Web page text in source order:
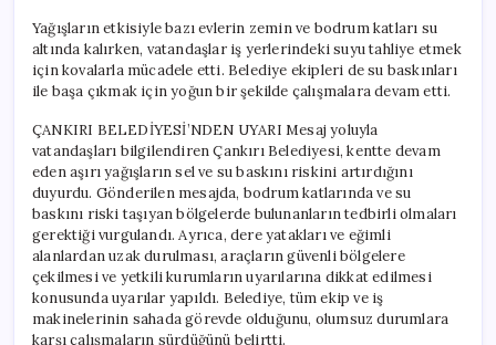
Yağışların etkisiyle bazı evlerin zemin ve bodrum katları su
altında kalırken, vatandaşlar iş yerlerindeki suyu tahliye etmek
için kovalarla mücadele etti. Belediye ekipleri de su baskınları
ile başa çıkmak için yoğun bir şekilde çalışmalara devam etti.
ÇANKIRI BELEDİYESİ’NDEN UYARI Mesaj yoluyla
vatandaşları bilgilendiren Çankırı Belediyesi, kentte devam
eden aşırı yağışların sel ve su baskını riskini artırdığını
duyurdu. Gönderilen mesajda, bodrum katlarında ve su
baskını riski taşıyan bölgelerde bulunanların tedbirli olmaları
gerektiği vurgulandı. Ayrıca, dere yatakları ve eğimli
alanlardan uzak durulması, araçların güvenli bölgelere
çekilmesi ve yetkili kurumların uyarılarına dikkat edilmesi
konusunda uyarılar yapıldı. Belediye, tüm ekip ve iş
makinelerinin sahada görevde olduğunu, olumsuz durumlara
karşı çalışmaların sürdüğünü belirtti.